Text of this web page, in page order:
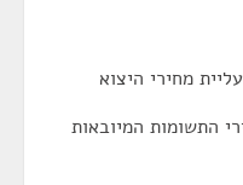
מחירי היצוא
התשומות המיובאות